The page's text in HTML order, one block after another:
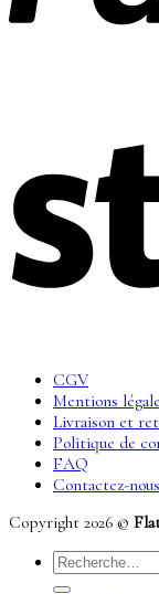
CGV
Mentions
Livraison et
Politique de
FAQ
Contactez-nous
Copyright 2026 ©
Recherche
pour :